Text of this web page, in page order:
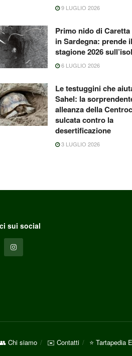
9 LUGLIO 2026
Primo nido di
in Sardegna: prende
stagione 2026
6 LUGLIO 2026
Le testuggini che
Sahel: la
alleanza della
sulcata contro la
desertificazione
3 LUGLIO 2026
sui social
👥 Chi siamo ✉️ Contatti ⭐ Tartapedia